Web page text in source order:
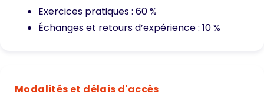
Exercices pratiques : 60 %
Échanges et retours d’expérience : 10 %
Modalités et délais d'accès